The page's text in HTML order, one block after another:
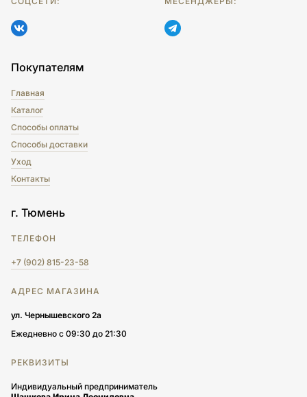
г. Тюмень
ТЕЛЕФОН
+7 (902) 815-23-58
АДРЕС МАГАЗИНА
ул. Чернышевского 2а
Ежедневно с 09:30 до 21:30
РЕКВИЗИТЫ
Индивидуальный предприниматель
Покупателям
Главная
Каталог
Способы оплаты
Способы доставки
Уход
Контакты